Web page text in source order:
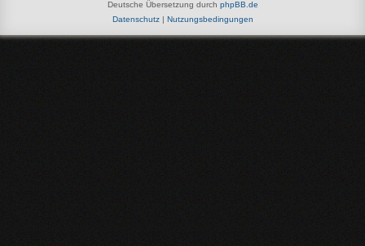
Deutsche Übersetzung durch phpBB.de
Datenschutz| Nutzungsbedingungen